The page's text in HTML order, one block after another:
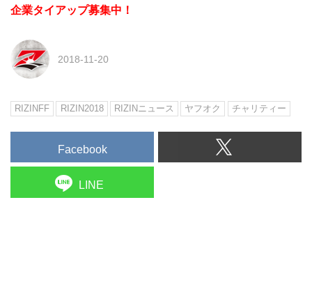
企業タイアップ募集中！
2018-11-20
RIZINFF RIZIN2018 RIZINニュース ヤフオク チャリティー
Facebook
LINE